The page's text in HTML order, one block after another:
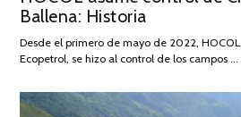
2026
Ballena: Historia
Desde el primero de mayo de 2022,
Ecopetrol, se hizo al control de los campos …